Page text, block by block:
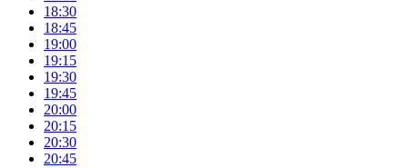
18:30
18:45
19:00
19:15
19:30
19:45
20:00
20:15
20:30
20:45